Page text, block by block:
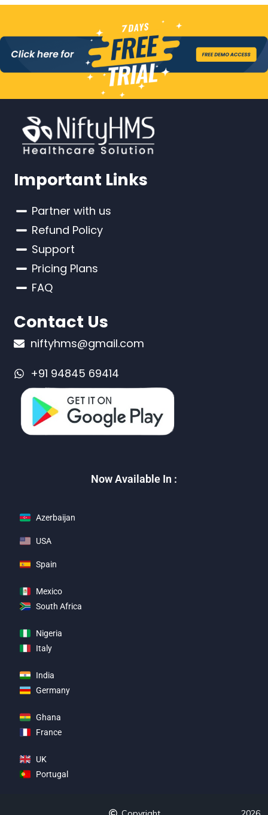
Important Links
Partner with us
Refund Policy
Support
Pricing Plans
FAQ
Contact Us
niftyhms@gmail.com
+91 94845 69414
Now Available In :
Azerbaijan
USA
Spain
Mexico
South Africa
Nigeria
Italy
India
Germany
Ghana
France
UK
Portugal